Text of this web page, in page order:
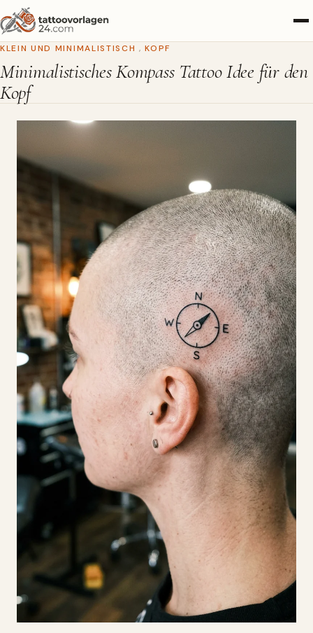
KLEIN UND MINIMALISTISCH , KOPF
Minimalistisches Kompass Tattoo Idee für den
Kopf